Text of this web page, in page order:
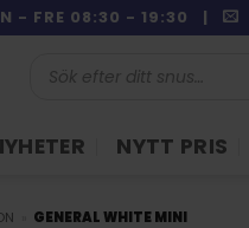
- FRE 08:30 - 19:30 |
NYTT PRIS
GENERAL WHITE MINI